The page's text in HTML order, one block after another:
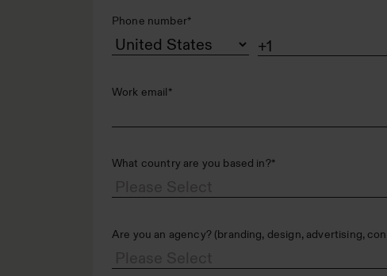
Phone number*
Work email*
What country are you based in?*
Are you an agency? (branding, design, advertising,